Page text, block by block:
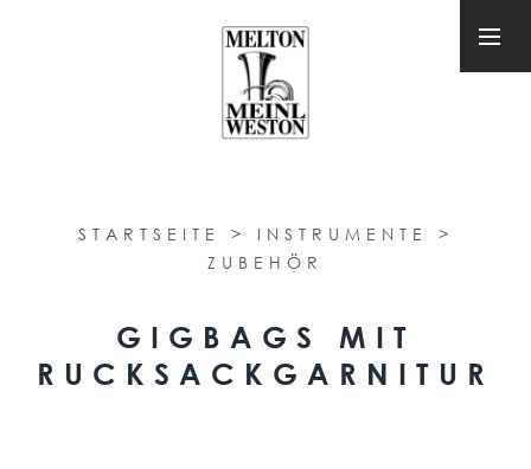
STARTSEITE > INSTRUMENTE
>
ZUBEHÖR
GIGBAGS MIT
RUCKSACKGARNITUR